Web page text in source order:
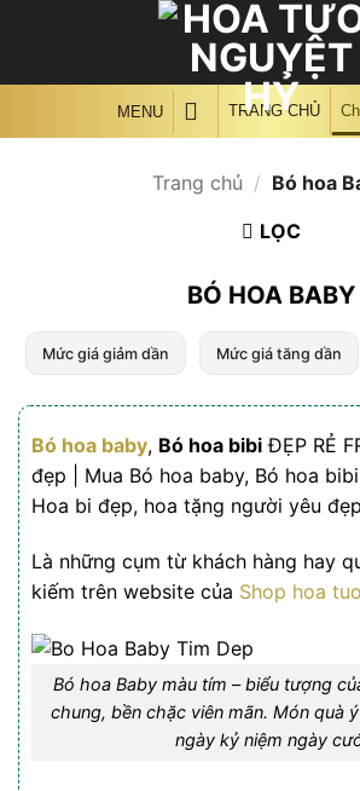
MENU TRANG CHỦ
Trang chủ / Bó hoa
LỌC
BÓ HOA BABY
Mức giá giảm dần Mức giá tăng dần
Bó hoa baby, Bó hoa bibi ĐẸP RẺ
đẹp | Mua Bó hoa baby, Bó hoa
Hoa bi đẹp, hoa tặng người yêu đẹp
Là những cụm từ khách hàng hay
kiếm trên website của Shop hoa
Bó hoa Baby màu tím – biểu tượng
chung, bền chặc viên mãn. Món quà
ngày kỷ niệm ngày